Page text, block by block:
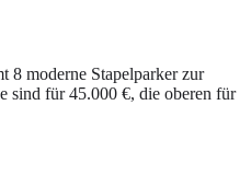
8 moderne Stapelparker zur
sind für 45.000 €, die oberen für